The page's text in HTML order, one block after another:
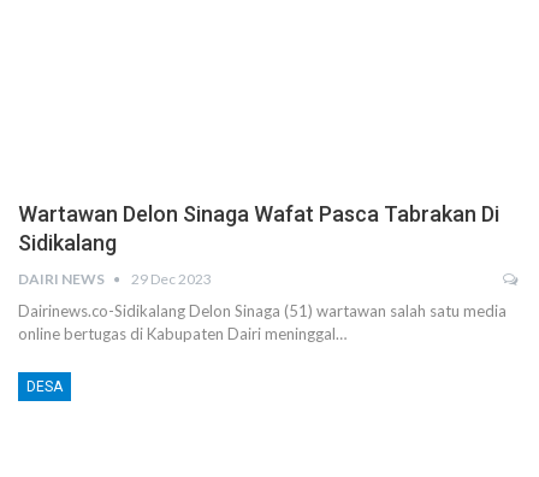
Wartawan Delon Sinaga Wafat Pasca Tabrakan Di
Sidikalang
DAIRI NEWS 29 Dec 2023
Dairinews.co-Sidikalang Delon Sinaga (51) wartawan salah satu media
online bertugas di Kabupaten Dairi meninggal…
DESA